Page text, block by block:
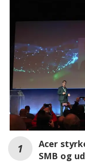
Acer
SMB og